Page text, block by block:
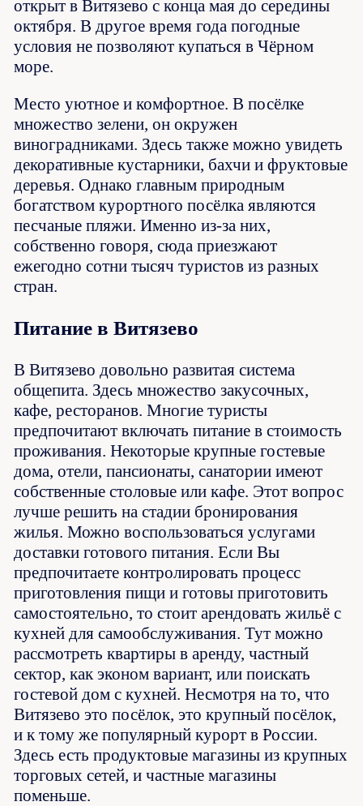
открыт в Витязево с конца мая до середины
октября. В другое время года погодные
условия не позволяют купаться в Чёрном
море.
Место уютное и комфортное. В посёлке
множество зелени, он окружен
виноградниками. Здесь также можно увидеть
декоративные кустарники, бахчи и фруктовые
деревья. Однако главным природным
богатством курортного посёлка являются
песчаные пляжи. Именно из-за них,
собственно говоря, сюда приезжают
ежегодно сотни тысяч туристов из разных
стран.
Питание в Витязево
В Витязево довольно развитая система
общепита. Здесь множество закусочных,
кафе, ресторанов. Многие туристы
предпочитают включать питание в стоимость
проживания. Некоторые крупные гостевые
дома, отели, пансионаты, санатории имеют
собственные столовые или кафе. Этот вопрос
лучше решить на стадии бронирования
жилья. Можно воспользоваться услугами
доставки готового питания. Если Вы
предпочитаете контролировать процесс
приготовления пищи и готовы приготовить
самостоятельно, то стоит арендовать жильё с
кухней для самообслуживания. Тут можно
рассмотреть квартиры в аренду, частный
сектор, как эконом вариант, или поискать
гостевой дом с кухней. Несмотря на то, что
Витязево это посёлок, это крупный посёлок,
и к тому же популярный курорт в России.
Здесь есть продуктовые магазины из крупных
торговых сетей, и частные магазины
поменьше.